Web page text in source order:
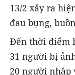
13/2 xảy ra
đau bụng,
Đến thời điểm
31 người bị
20 người